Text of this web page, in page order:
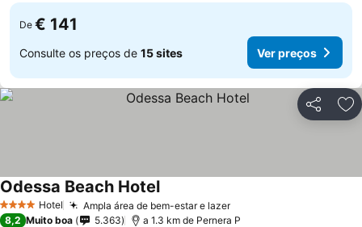
De € 141
Consulte os preços de 15 sites Ver preços
Partilhar
4 EstrelasHotel Ampla área de bem-estar e lazer
Odessa Beach Hotel
8,2 Muito boa 5.363 a 1.3 km de Pernera P